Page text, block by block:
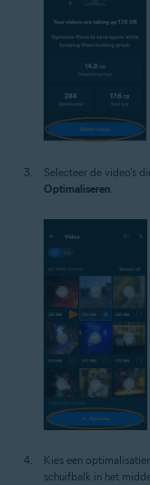
Selecteer de video's
Optimaliseren
Kies een
schuifbalk in het